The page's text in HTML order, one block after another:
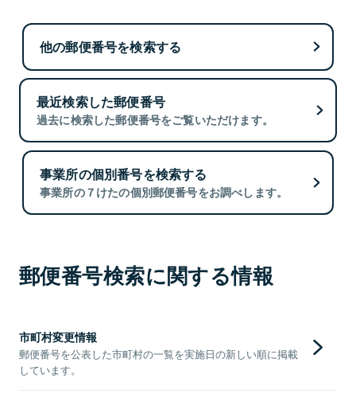
他の郵便番号を検索する
最近検索した郵便番号
過去に検索した郵便番号をご覧いただけます。
事業所の個別番号を検索する
事業所の７けたの個別郵便番号をお調べします。
郵便番号検索に関する情報
市町村変更情報
郵便番号を公表した市町村の一覧を実施日の新しい順に掲載
しています。